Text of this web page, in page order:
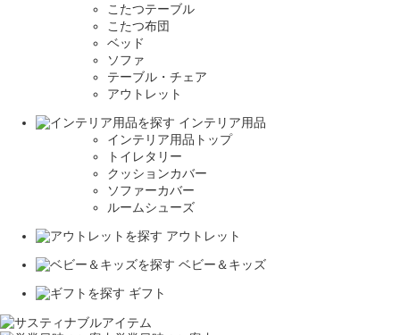
こたつテーブル
こたつ布団
ベッド
ソファ
テーブル・チェア
アウトレット
インテリア用品
インテリア用品トップ
トイレタリー
クッションカバー
ソファーカバー
ルームシューズ
アウトレット
ベビー＆キッズ
ギフト